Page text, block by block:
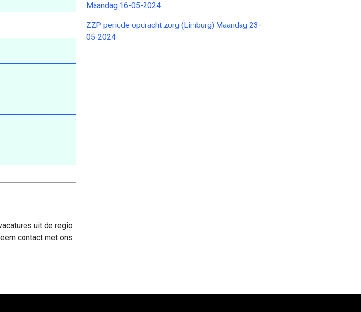
uit de regio.
contact met ons
Maandag 16-05-2024
ZZP periode opdracht zorg (Limburg) Maandag 23-
05-2024